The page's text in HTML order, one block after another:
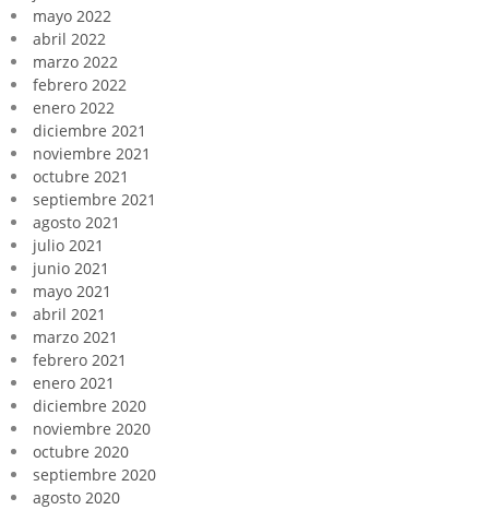
mayo 2022
abril 2022
marzo 2022
febrero 2022
enero 2022
diciembre 2021
noviembre 2021
octubre 2021
septiembre 2021
agosto 2021
julio 2021
junio 2021
mayo 2021
abril 2021
marzo 2021
febrero 2021
enero 2021
diciembre 2020
noviembre 2020
octubre 2020
septiembre 2020
agosto 2020